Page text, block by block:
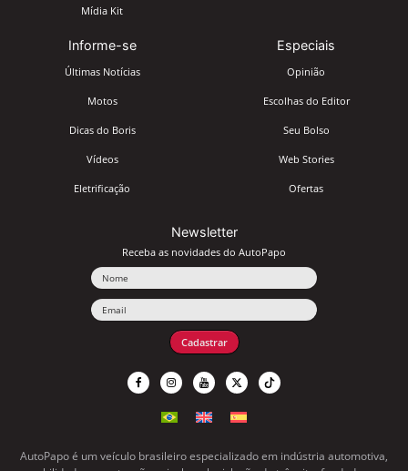
Mídia Kit
Informe-se
Últimas Notícias
Motos
Dicas do Boris
Vídeos
Eletrificação
Especiais
Opinião
Escolhas do Editor
Seu Bolso
Web Stories
Ofertas
Newsletter
Receba as novidades do AutoPapo
Cadastrar
AutoPapo é um veículo brasileiro especializado em indústria automotiva,